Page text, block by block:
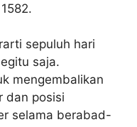
sepuluh hari
saja.
mengembalikan
dan posisi
selama berabad-